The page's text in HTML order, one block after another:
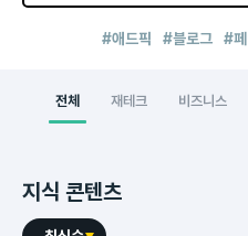
#애드픽 #블로그 #페
전체 재테크 비즈니스
지식 콘텐츠